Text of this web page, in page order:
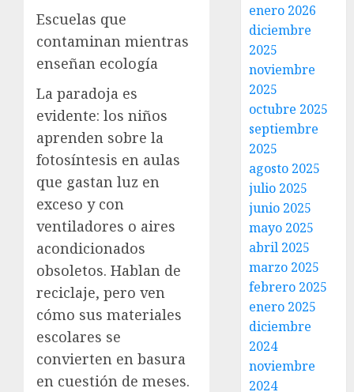
Escuelas que
contaminan mientras
enseñan ecología
La paradoja es
evidente: los niños
aprenden sobre la
fotosíntesis en aulas
que gastan luz en
exceso y con
ventiladores o aires
acondicionados
obsoletos. Hablan de
reciclaje, pero ven
cómo sus materiales
escolares se
convierten en basura
en cuestión de meses.
enero 2026
diciembre
2025
noviembre
2025
octubre 2025
septiembre
2025
agosto 2025
julio 2025
junio 2025
mayo 2025
abril 2025
marzo 2025
febrero 2025
enero 2025
diciembre
2024
noviembre
2024